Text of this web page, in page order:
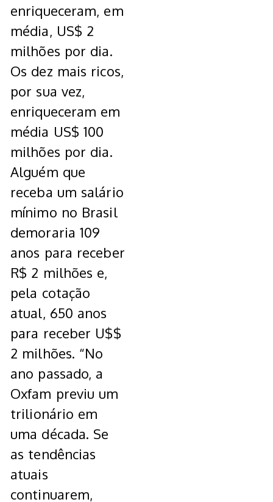
enriqueceram, em
média, US$ 2
milhões por dia.
Os dez mais ricos,
por sua vez,
enriqueceram em
média US$ 100
milhões por dia.
Alguém que
receba um salário
mínimo no Brasil
demoraria 109
anos para receber
R$ 2 milhões e,
pela cotação
atual, 650 anos
para receber U$$
2 milhões. “No
ano passado, a
Oxfam previu um
trilionário em
uma década. Se
as tendências
atuais
continuarem,